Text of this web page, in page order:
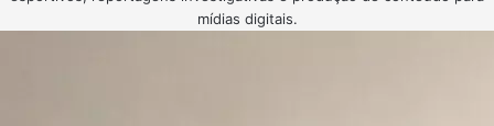
mídias digitais.